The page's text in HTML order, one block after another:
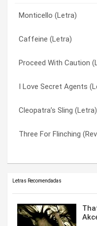
Monticello (Letra)
Caffeine (Letra)
Proceed With Caution
I Love Secret Agents
Cleopatra’s Sling (Letra)
Three For Flinching
Three For Flinching
Caffeine (Letra)
Cleopatra’s Sling (Letra)
Monticello (Letra)
I Love Secret Agents
Proceed With Caution
Caffeine (Letra)
Cleopatra’s Sling (Letra)
I Love Secret Agents
Monticello (Letra)
Proceed With Caution
Three For Flinching
Letras Recomendadas